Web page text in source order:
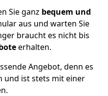
Sie ganz bequem und
aus und warten Sie
braucht es nicht bis
erhalten.
Angebot, denn es
und ist stets mit einer